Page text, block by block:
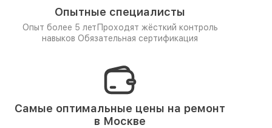
Опытные специалисты
Опыт более 5 лет Проходят жёсткий контроль
навыков Обязательная сертификация
Самые оптимальные цены на ремонт
в Москве